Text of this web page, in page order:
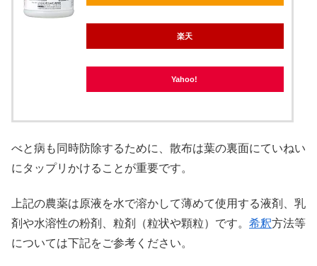
楽天
Yahoo!
べと病も同時防除するために、散布は葉の裏面にていねい
にタップリかけることが重要です。
上記の農薬は原液を水で溶かして薄めて使用する液剤、乳
剤や水溶性の粉剤、粒剤（粒状や顆粒）です。 希釈方法等
については下記をご参考ください。